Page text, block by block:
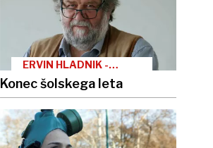
ERVIN HLADNIK -
MILHARČIČ
Konec šolskega leta